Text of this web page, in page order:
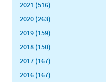
2021 (516)
2020 (263)
2019 (159)
2018 (150)
2017 (167)
2016 (167)